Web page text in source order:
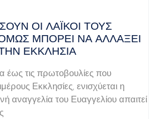
ΟΙ ΛΑΪΚΟΊ ΤΟΥΣ
ΌΜΩΣ ΜΠΟΡΕΊ ΝΑ ΑΛΛΆΞΕΙ
ΕΚΚΛΗΣΊΑ
έως τις πρωτοβουλίες που
Εκκλησίες, ενισχύεται η
αναγγελία του Ευαγγελίου απαιτεί